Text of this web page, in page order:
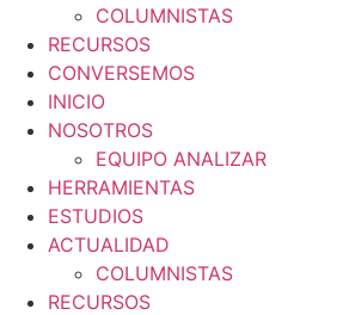
COLUMNISTAS
RECURSOS
CONVERSEMOS
INICIO
NOSOTROS
EQUIPO ANALIZAR
HERRAMIENTAS
ESTUDIOS
ACTUALIDAD
COLUMNISTAS
RECURSOS